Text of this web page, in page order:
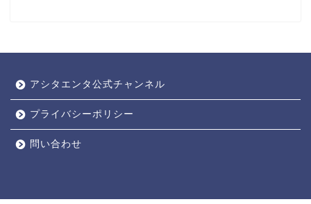
アシタエンタ公式チャンネル
プライバシーポリシー
問い合わせ